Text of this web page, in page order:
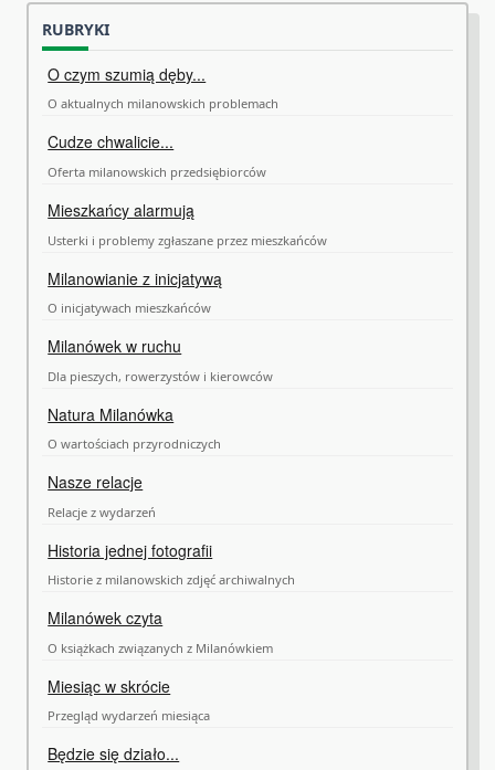
RUBRYKI
O czym szumią dęby...
O aktualnych milanowskich problemach
Cudze chwalicie...
Oferta milanowskich przedsiębiorców
Mieszkańcy alarmują
Usterki i problemy zgłaszane przez mieszkańców
Milanowianie z inicjatywą
O inicjatywach mieszkańców
Milanówek w ruchu
Dla pieszych, rowerzystów i kierowców
Natura Milanówka
O wartościach przyrodniczych
Nasze relacje
Relacje z wydarzeń
Historia jednej fotografii
Historie z milanowskich zdjęć archiwalnych
Milanówek czyta
O książkach związanych z Milanówkiem
Miesiąc w skrócie
Przegląd wydarzeń miesiąca
Będzie się działo...